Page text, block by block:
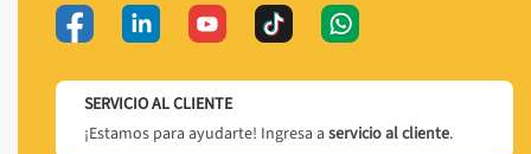
SERVICIO AL CLIENTE
¡Estamos para ayudarte! Ingresa a servicio al cliente.